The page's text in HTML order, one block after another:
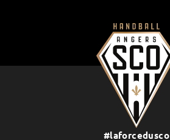
#laforcedusco